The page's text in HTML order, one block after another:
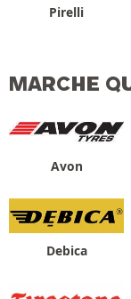
Pirelli
MARCHE
Avon
Debica